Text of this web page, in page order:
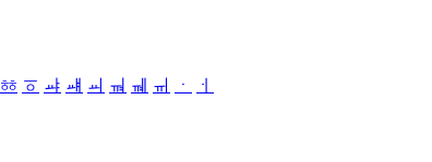
ㆅ ㆆ ㆇ ㆈ ㆉ ㆊ ㆋ ㆌ ㆍ
ㆎ